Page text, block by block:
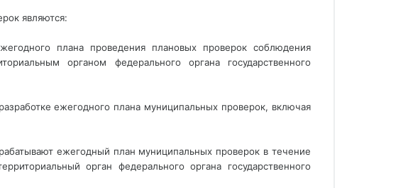
являются:
плана проведения плановых проверок соблюдения
органом федерального органа государственного
ежегодного плана муниципальных проверок, включая
ежегодный план муниципальных проверок в течение
орган федерального органа государственного